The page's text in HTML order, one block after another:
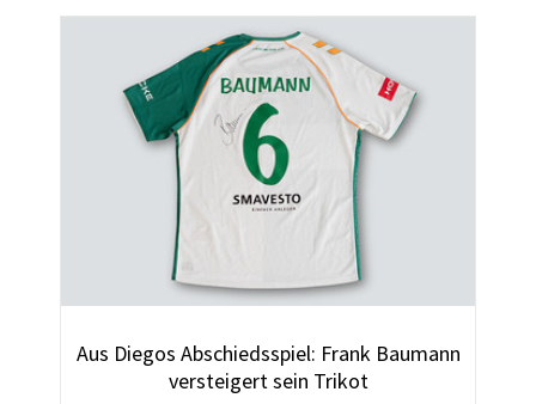
Aus Diegos Abschiedsspiel: Frank Baumann
versteigert sein Trikot